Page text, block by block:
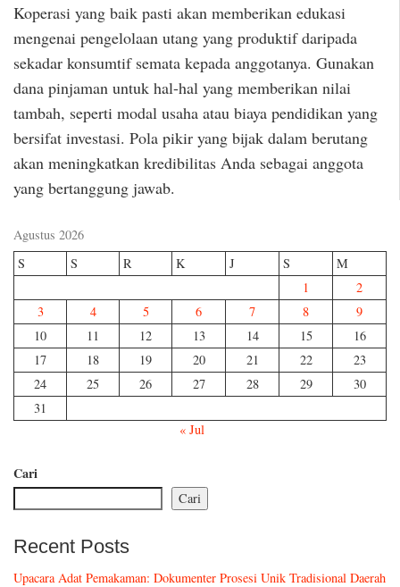
Koperasi yang baik pasti akan memberikan edukasi
mengenai pengelolaan utang yang produktif daripada
sekadar konsumtif semata kepada anggotanya. Gunakan
dana pinjaman untuk hal-hal yang memberikan nilai
tambah, seperti modal usaha atau biaya pendidikan yang
bersifat investasi. Pola pikir yang bijak dalam berutang
akan meningkatkan kredibilitas Anda sebagai anggota
yang bertanggung jawab.
Agustus 2026
S
S R K J S
M
1
2
3
4 5 6 7 8
9
10
11 12 13 14 15
16
17
18 19 20 21 22
23
24
25 26 27 28 29
30
31
« Jul
Cari
Cari
Recent Posts
Upacara Adat Pemakaman: Dokumenter Prosesi Unik Tradisional Daerah